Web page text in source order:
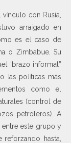
con Rusia,
arraigado en
es el caso de
o Zimbabue. Su
“brazo informal”
las políticas más
como el
(control de
petroleros). A
este grupo y
hasta,